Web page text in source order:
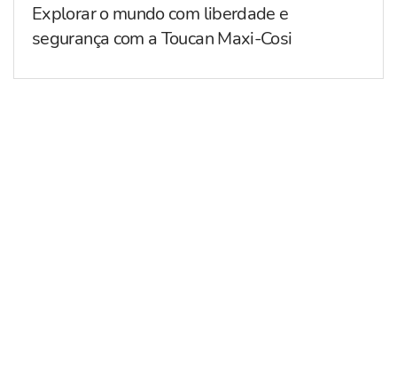
Explorar o mundo com liberdade e
segurança com a Toucan Maxi-Cosi